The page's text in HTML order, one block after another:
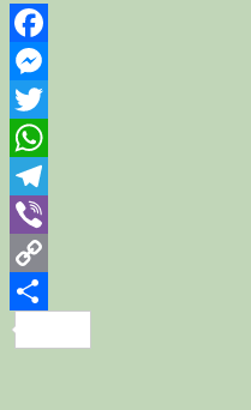
Facebook
Messenger
Twitter
WhatsApp
Telegram
Viber
Copy
Link